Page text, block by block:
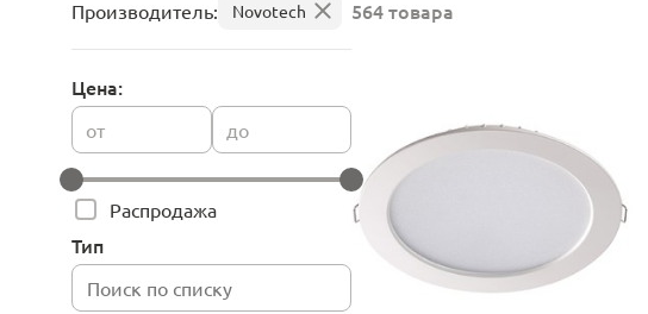
Производитель: Novotech
Цена:
от до
Распродажа
Тип
564 товара